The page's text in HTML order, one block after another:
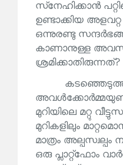
സ്‌നേഹിക്കാൻ
ഉണ്ടാക്കിയ
ഒന്നുരണ്ടു
കാണാനുള്ള
ശ്രമിക്കാതിരുന്നത്?
മുറിയിലെ മറ്റു
മുറികളിലും
മാത്രം അല്പസ്വല്പം
ഒരു പ്ലാറ്റ്‌ഫോം